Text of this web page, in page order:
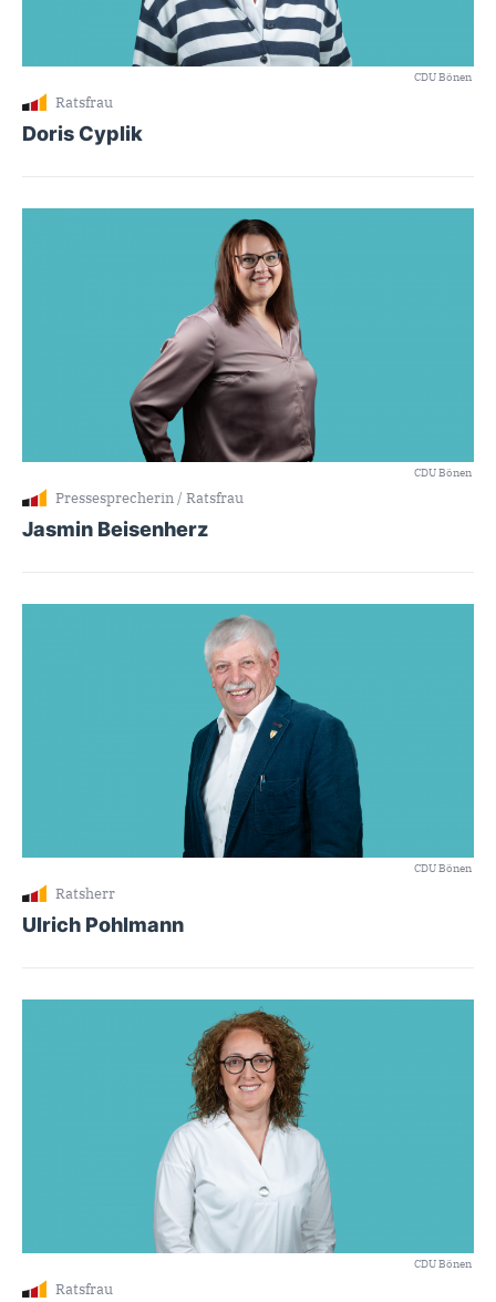
CDU Bönen
Ratsfrau
Doris Cyplik
CDU Bönen
Pressesprecherin / Ratsfrau
Jasmin Beisenherz
CDU Bönen
Ratsherr
Ulrich Pohlmann
CDU Bönen
Ratsfrau